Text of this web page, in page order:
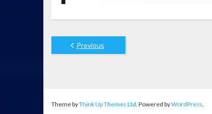
Previous
Theme byThink Up Themes Ltd . Powered byWordPress